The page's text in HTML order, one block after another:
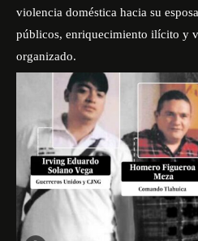
violencia doméstica hacia su
públicos, enriquecimiento ilícito y
organizado.